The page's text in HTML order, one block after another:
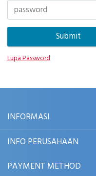
Lupa Password
INFORMASI
INFO PERUSAHAAN
PAYMENT METHOD